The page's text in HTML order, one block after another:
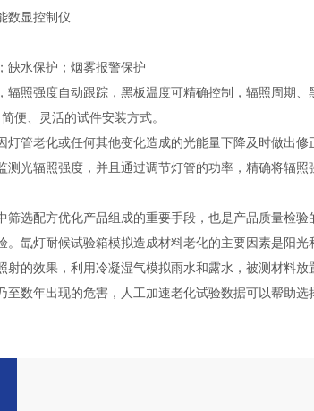
数显控制仪
缺水保护；烟雾报警保护
辐照强度自动跟踪，黑板温度可精确控制，辐照周期
便、灵活的试件安装方式。
灯管老化或任何其他变化造成的光能量下降及时做出
测光辐照强度，并且通过调节灯管的功率，精确将辐照
筛选配方优化产品组成的重要手段，也是产品质量检
。氙灯耐候试验箱模拟造成材料老化的主要因素是阳
射的效果，利用冷凝湿气模拟雨水和露水，被测材料
至数年出现的危害，人工加速老化试验数据可以帮助